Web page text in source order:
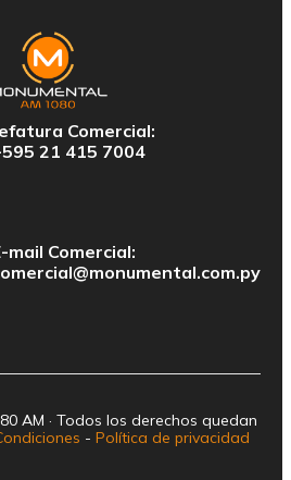
Comercial:
21 415 7004
mail Comercial:
AM · Todos los derechos quedan
- Política de privacidad